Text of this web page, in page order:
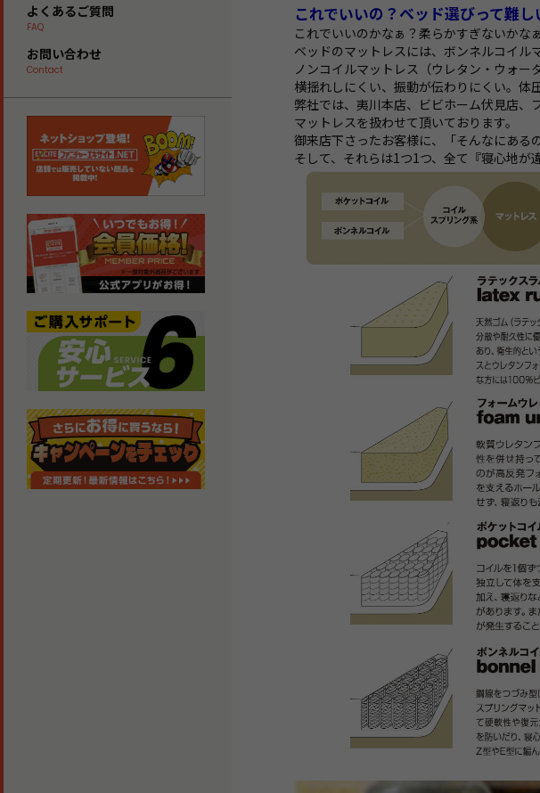
よくあるご質問
FAQ
お問い合わせ
Contact
これでいいの？ベッド選びって難
これでいいのかなぁ？柔らかすぎないかな
ベッドのマットレスには、ボンネルコイル
ノンコイルマットレス（ウレタン・ウォー
横揺れしにくい、振動が伝わりにくい。体
弊社では、夷川本店、ビビホーム伏見店、
マットレスを扱わせて頂いております。
御来店下さったお客様に、「そんなにある
そして、それらは1つ1つ、全て『寝心地が